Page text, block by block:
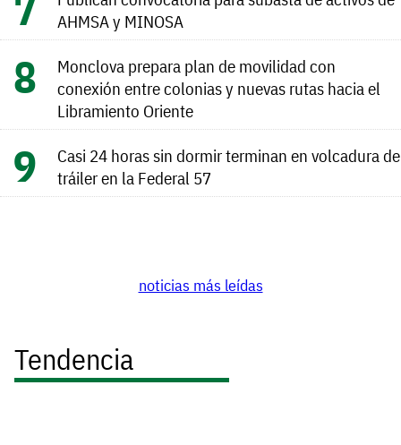
AHMSA y MINOSA
Monclova prepara plan de movilidad con
conexión entre colonias y nuevas rutas hacia el
Libramiento Oriente
Casi 24 horas sin dormir terminan en volcadura de
tráiler en la Federal 57
noticias más leídas
Tendencia